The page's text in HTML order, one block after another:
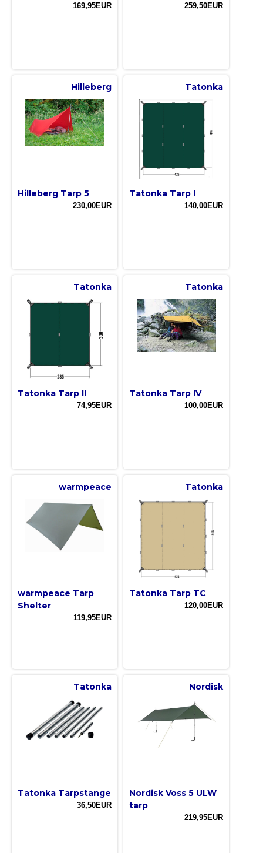
169,95EUR 259,50EUR
Hilleberg
Hilleberg Tarp 5
230,00EUR
Tatonka
Tatonka Tarp I
140,00EUR
Tatonka
Tatonka Tarp II
74,95EUR
Tatonka
Tatonka Tarp IV
100,00EUR
warmpeace
warmpeace Tarp
Shelter
119,95EUR
Tatonka
Tatonka Tarp TC
120,00EUR
Tatonka
Tatonka Tarpstange
36,50EUR
Nordisk
Nordisk Voss 5 ULW
tarp
219,95EUR